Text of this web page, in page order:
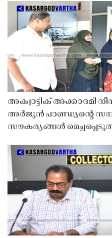
അക്വാട്ടിക് അക്കാദമി
അർജുൻ പാണ്ഡ്യൻ്റെ
സൗകര്യങ്ങൾ